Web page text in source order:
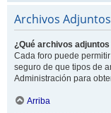
Archivos Adjuntos
¿Qué archivos
Cada foro puede
seguro de que tipos de
Administración para
Arriba